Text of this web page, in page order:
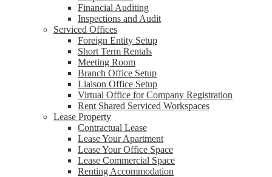
Financial Auditing
Inspections and Audit
Serviced Offices
Foreign Entity Setup
Short Term Rentals
Meeting Room
Branch Office Setup
Liaison Office Setup
Virtual Office for Company Registration
Rent Shared Serviced Workspaces
Lease Property
Contractual Lease
Lease Your Apartment
Lease Your Office Space
Lease Commercial Space
Renting Accommodation